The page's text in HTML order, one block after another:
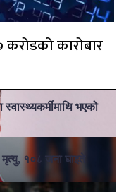
कारोबार
स्वास्थ्यकर्मीमाथि भएको
मृत्यु, १०८ जना घाइते